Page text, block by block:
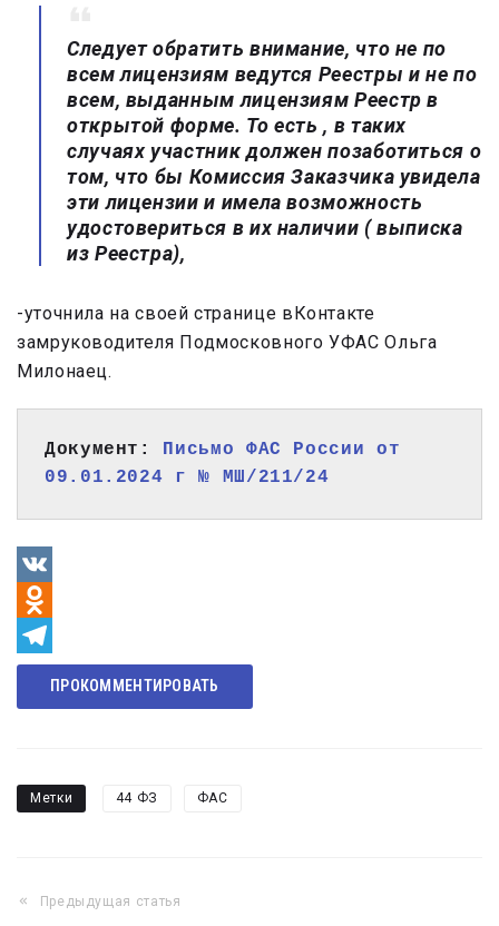
Следует обратить внимание, что не по
всем лицензиям ведутся Реестры и не по
всем, выданным лицензиям Реестр в
открытой форме. То есть , в таких
случаях участник должен позаботиться о
том, что бы Комиссия Заказчика увидела
эти лицензии и имела возможность
удостовериться в их наличии ( выписка
из Реестра),
-уточнила на своей странице вКонтакте
замруководителя Подмосковного УФАС Ольга
Милонаец.
Документ: Письмо ФАС России от
09.01.2024 г № МШ/211/24
VK
Odnoklassniki
Telegram
ПРОКОММЕНТИРОВАТЬ
Метки 44 ФЗ ФАС
Навигация
Предыдущая статья